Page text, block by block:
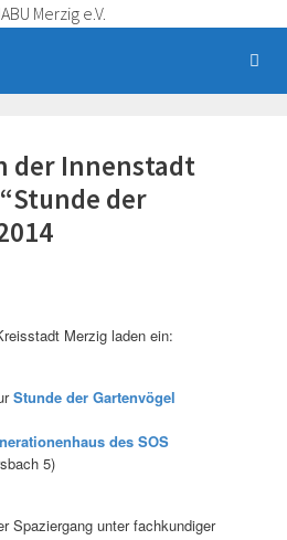
der Innenstadt
der
Merzig laden ein:
Stunde der Gartenvögel
des SOS
5)
Spaziergang unter fachkundiger